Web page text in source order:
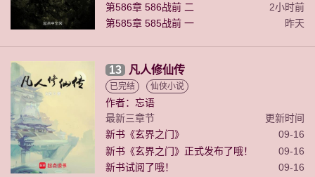
2小时前
第586章 586战前 二
昨天
第585章 585战前 一
13 凡人修仙传
已完结 仙侠小说
作者：忘语
更新时间
最新三章节
09-16
新书《玄界之门》
09-16
新书《玄界之门》正式发布了哦！
09-16
新书试阅了哦！